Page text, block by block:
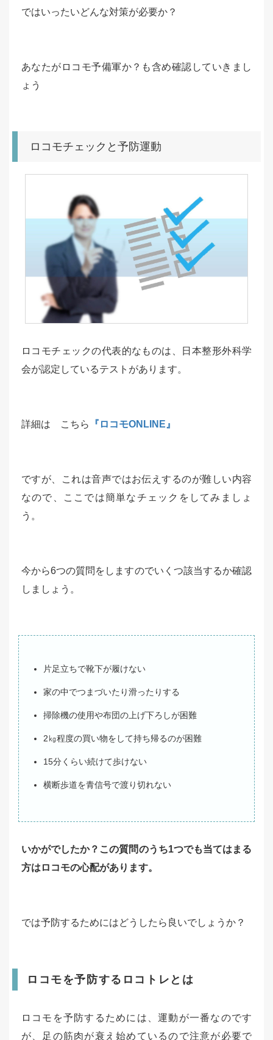
ではいったいどんな対策が必要か？
あなたがロコモ予備軍か？も含め確認していきまし
ょう
ロコモチェックと予防運動
ロコモチェックの代表的なものは、日本整形外科学
会が認定しているテストがあります。
詳細は こちら 『ロコモONLINE』
ですが、これは音声ではお伝えするのが難しい内容
なので、ここでは簡単なチェックをしてみましょ
う。
今から6つの質問をしますのでいくつ該当するか確認
しましょう。
片足立ちで靴下が履けない
家の中でつまづいたり滑ったりする
掃除機の使用や布団の上げ下ろしが困難
2㎏程度の買い物をして持ち帰るのが困難
15分くらい続けて歩けない
横断歩道を青信号で渡り切れない
いかがでしたか？この質問のうち1つでも当てはまる
方はロコモの心配があります。
では予防するためにはどうしたら良いでしょうか？
ロコモを予防するロコトレとは
ロコモを予防するためには、運動が一番なのです
が、足の筋肉が衰え始めているので注意が必要で